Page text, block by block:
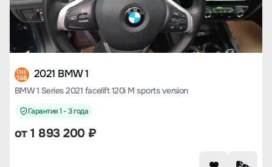
CHE
168 2021 BMW 1
BMW 1 Series 2021 facelift 120i M sports version
Гарантия 1 - 3 года
от1 893 200₽